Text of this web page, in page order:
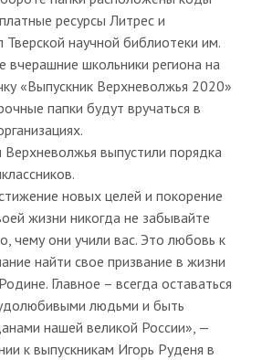
ресурсы Литрес и
научной библиотеки им.
вчерашние школьники региона на
«Выпускник Верхневолжья 2020»
папки будут вручаться в
выпустили порядка
новых целей и покорение
жизни никогда не забывайте
чему они учили вас. Это любовь к
найти свое призвание в жизни
Главное – всегда оставаться
людьми и быть
нашей великой России», —
к выпускникам Игорь Руденя в